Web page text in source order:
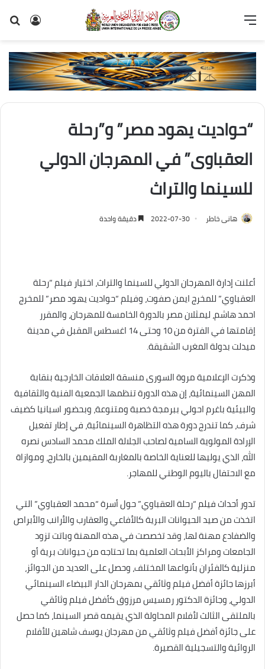
تسجيل
القائمة
“حواديت يهود مصر” و”رحلة
العقباوى” في المهرجان الدولي
للسينما والتراث
هانى خاطر 2022-07-30 دقيقة واحدة
أعلنت إدارة المهرجان الدولي للسينما والتراث، اختيار فيلم “رحلة
العقباوي” للمخرج ايمن صفوت، وفيلم “حواديت يهود مصر” للمخرج
احمد هاشم، ليمثلان مصر بالدورة الخامسة للمهرجان، والمقرر
إقامتها في الفترة من 10 وحتى 14 اغسطس المقبل في مدينة
ميدلت بدولة المغرب الشقيقة.
وذكرت الإعلامية مروة السورى منسقة العلاقات الخارجية بنقابة
المهن السينمائية، إن هذه الدورة تنظمها الجمعية الفنية والثقافية
والبيئية باغرم احولي ببرمجة خصبة ومتنوعة، وبحضور اسبانيا كضيف
شرف، كما تندرج دورة هذه التظاهرة السينمائية، في إطار تفعيل
الإرادة المولوية السامية لصاحب الجلالة الملك محمد السادس نصره
الله، الذي يوليها للعناية الخاصة بالمغاربة المقيمين بالخارج، وموازاة
مع الاحتفال باليوم الوطني للمهاجر.
تدور أحداث فيلم “رحلة العقباوي” حول أسرة “محمد العقباوي” التي
اتخذت من صيد الحيوانات البرية كالأفاعي والعقارب والأرانب والأبراص
والضفادع مهنة لها، وقد تخصصت في هذه المهنة وباتت تزود
الجامعات ومراكز الأبحاث العلمية بما تحتاجه من حيوانات برية أو
منزلية كالفئران بأنواعها المختلف، وحصل على العديد من الجوائز،
أبرزها جائزة أفضل فيلم وثائقي بمهرجان الدار البيضاء السينمائي
الدولي، وجائزة الدكتور رمسيس مرزوق كأفضل فيلم وثائقي
بالملتقى الثالث لأفلام المحاولة الذي يقيمه قصر السينما، كما حصل
على جائزة أفضل فيلم وثائقي من مهرجان يوسف شاهين للأفلام
الروائية والتسجيلية القصيرة.